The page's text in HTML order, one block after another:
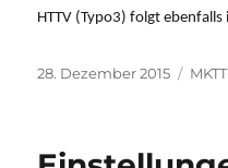
HTTV (Typo3) folgt
Veröffentlicht
28. Dezember 2015